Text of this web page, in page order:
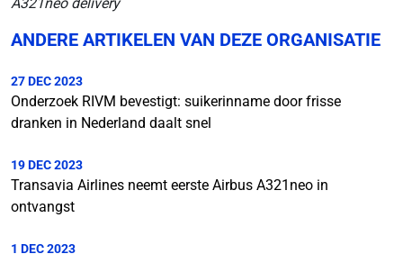
ANDERE ARTIKELEN VAN DEZE ORGANISATIE
27 DEC 2023
Onderzoek RIVM bevestigt: suikerinname door frisse
dranken in Nederland daalt snel
19 DEC 2023
Transavia Airlines neemt eerste Airbus A321neo in
ontvangst
1 DEC 2023